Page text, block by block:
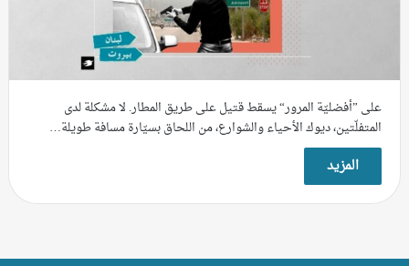
على ”أفضليّة المرور“ يسقط قتيل على طريق المطار. لا مشكلة لدى
المتفلّتين، ديوك الأحياء والشوارع، من اللحاق بسيّارة مسافة طويلة…
المزيد